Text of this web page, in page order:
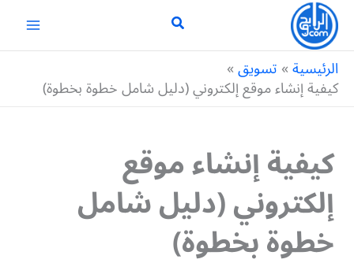
تخطي
المحتوى
الرئيسية تسويق
كيفية إنشاء موقع إلكتروني (دليل شامل خطوة بخطوة)
كيفية إنشاء موقع
إلكتروني (دليل شامل
خطوة بخطوة)